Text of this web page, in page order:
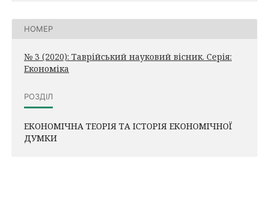
НОМЕР
№ 3 (2020): Таврійський науковий вісник. Серія:
Економіка
РОЗДІЛ
ЕКОНОМІЧНА ТЕОРІЯ ТА ІСТОРІЯ ЕКОНОМІЧНОЇ
ДУМКИ